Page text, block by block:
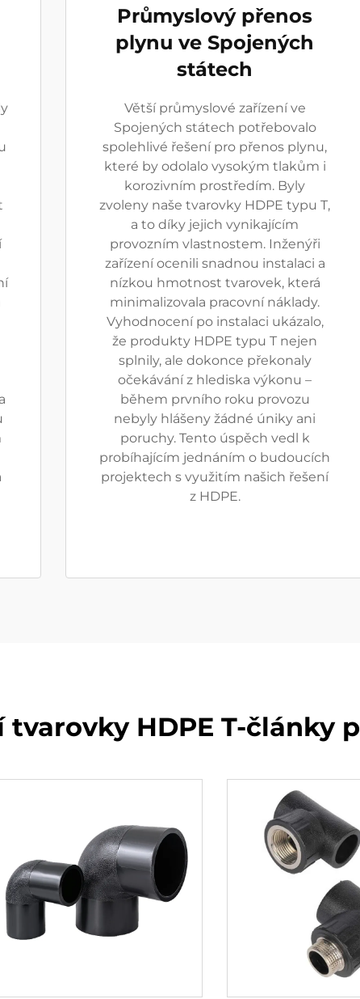
Průmyslový přenos
plynu ve Spojených
státech
Větší průmyslové zařízení ve
Spojených státech potřebovalo
spolehlivé řešení pro přenos plynu,
které by odolalo vysokým tlakům i
korozivním prostředím. Byly
zvoleny naše tvarovky HDPE typu T,
a to díky jejich vynikajícím
provozním vlastnostem. Inženýři
zařízení ocenili snadnou instalaci a
nízkou hmotnost tvarovek, která
minimalizovala pracovní náklady.
Vyhodnocení po instalaci ukázalo,
že produkty HDPE typu T nejen
splnily, ale dokonce překonaly
očekávání z hlediska výkonu –
během prvního roku provozu
nebyly hlášeny žádné úniky ani
poruchy. Tento úspěch vedl k
probíhajícím jednáním o budoucích
projektech s využitím našich řešení
z HDPE.
HDPE T-články